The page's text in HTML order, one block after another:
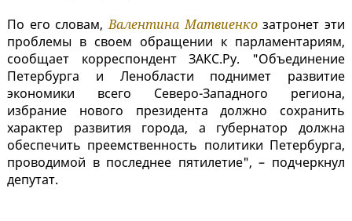
По его словам,Валентина Матвиенкозатронет эти
проблемы в своем обращении к парламентариям,
сообщает корреспондент ЗАКС.Ру. "Объединение
Петербурга и Ленобласти поднимет развитие
экономики всего Северо-Западного региона,
избрание нового президента должно сохранить
характер развития города, а губернатор должна
обеспечить преемственность политики Петербурга,
проводимой в последнее пятилетие", – подчеркнул
депутат.